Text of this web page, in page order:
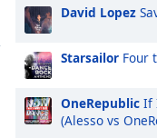
David Lopez
Starsailor Four
OneRepublic If
(Alesso vs